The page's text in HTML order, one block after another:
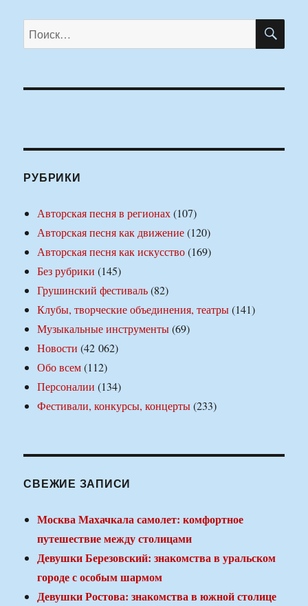
Искать:
РУБРИКИ
Авторская песня в регионах(107)
Авторская песня как движение(120)
Авторская песня как искусство(169)
Без рубрики (145)
Грушинский фестиваль(82)
Клубы, творческие объединения, театры(141)
Музыкальные инструменты(69)
Новости (42 062)
Обо всем(112)
Персоналии (134)
Фестивали, конкурсы, концерты(233)
СВЕЖИЕ ЗАПИСИ
Москва Махачкала самолет: комфортное
путешествие между столицами
Девушки Березовский: знакомства в уральском
городе с особым шармом
Девушки Ростова: знакомства в южной столице